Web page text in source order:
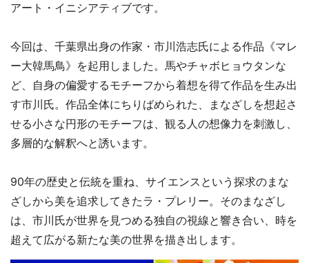
アート・イニシアティブです。
今回は、千葉県出身の作家・市川浩志氏による作品《マレ
ー大韓馬鳥》を起用しました。馬やチャボヒョウタンな
ど、自身の偏愛するモチーフから着想を得て作品を生み出
す市川氏。作品全体にちりばめられた、まなざしを想起さ
せる小さな円形のモチーフは、観る人の想像力を刺激し、
多層的な解釈へと誘います。
90年の歴史と伝統を重ね、サイエンスという探求のまな
ざしから美を追求してきたラ・プレリー。そのまなざし
は、市川氏が世界を見つめる独自の視線と響き合い、時を
超えて広がる新たな美の世界を描き出します。